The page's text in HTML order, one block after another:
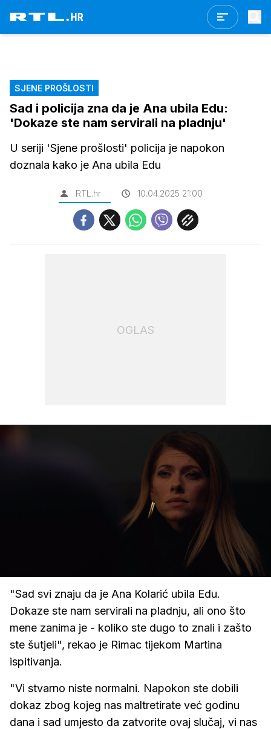
SJENE PROŠLOSTI
Sad i policija zna da je Ana ubila Edu:
'Dokaze ste nam servirali na pladnju'
U seriji 'Sjene prošlosti' policija je napokon
doznala kako je Ana ubila Edu
RTL.hr 10.04.2025 21:00
OGLAS
zvuk
"Sad svi znaju da je Ana Kolarić ubila Edu.
Dokaze ste nam servirali na pladnju, ali ono što
mene zanima je - koliko ste dugo to znali i zašto
ste šutjeli", rekao je Rimac tijekom Martina
ispitivanja.
"Vi stvarno niste normalni. Napokon ste dobili
dokaz zbog kojeg nas maltretirate već godinu
dana i sad umjesto da zatvorite ovaj slučaj, vi nas